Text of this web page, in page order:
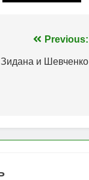
Previous:
и Шевченко